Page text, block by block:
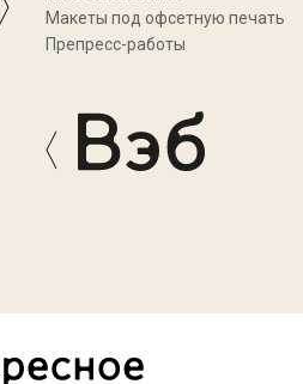
Макеты под офсетную печать
Препресс-работы